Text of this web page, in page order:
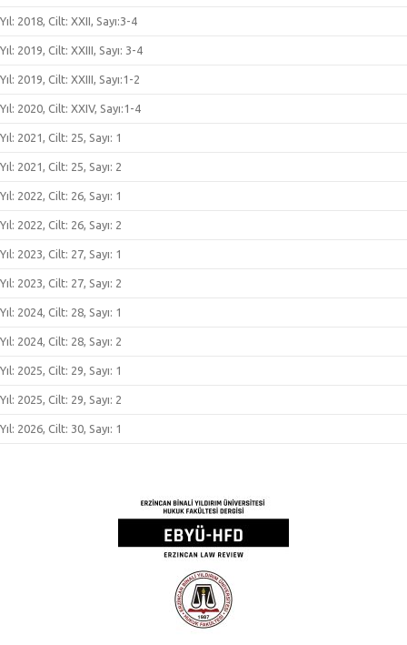
Yıl: 2018, Cilt: XXII, Sayı:3-4
Yıl: 2019, Cilt: XXIII, Sayı: 3-4
Yıl: 2019, Cilt: XXIII, Sayı:1-2
Yıl: 2020, Cilt: XXIV, Sayı:1-4
Yıl: 2021, Cilt: 25, Sayı: 1
Yıl: 2021, Cilt: 25, Sayı: 2
Yıl: 2022, Cilt: 26, Sayı: 1
Yıl: 2022, Cilt: 26, Sayı: 2
Yıl: 2023, Cilt: 27, Sayı: 1
Yıl: 2023, Cilt: 27, Sayı: 2
Yıl: 2024, Cilt: 28, Sayı: 1
Yıl: 2024, Cilt: 28, Sayı: 2
Yıl: 2025, Cilt: 29, Sayı: 1
Yıl: 2025, Cilt: 29, Sayı: 2
Yıl: 2026, Cilt: 30, Sayı: 1